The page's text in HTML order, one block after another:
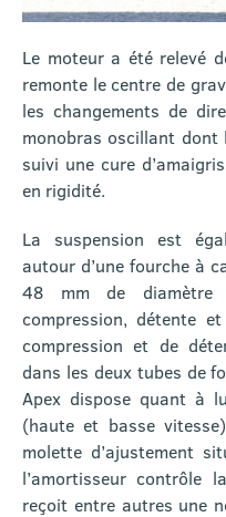
Le moteur a été relevé
remonte le centre de
les changements de
monobras oscillant dont
suivi une cure
en rigidité.
La suspension est
autour d’une fourche à
48 mm de diamètre
compression, détente
compression et de
dans les deux tubes de
Apex dispose quant à
(haute et basse
molette d’ajustement
l’amortisseur contrôle
reçoit entre autres une